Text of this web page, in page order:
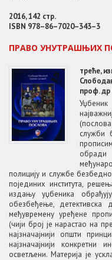
2016, 142 стр.
ISBN 978–86–7020–343–3
ПРАВО УНУТРАШЊИХ
треће,
проф. др
служби
полицију и службе
појединих института,
издању уџбеника
обезбеђење, детективска
међувремену уређене
(чији број је нарастао на
најзначајнији општи
најзначајнији конкретни
осветљени. Материја је